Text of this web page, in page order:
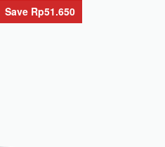
Save Rp51.650